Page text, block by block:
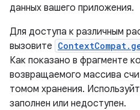
данных вашего приложения.
Для доступа к различным
вызовите
Как показано в фрагменте
возвращаемого массива
томом хранения.
заполнен или недоступен.